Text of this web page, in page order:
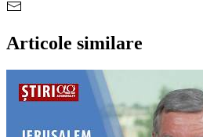
Articole similare